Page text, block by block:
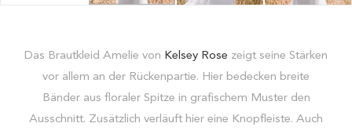
Das Brautkleid Amelie von Kelsey Rose zeigt seine Stärken
vor allem an der Rückenpartie. Hier bedecken breite
Bänder aus floraler Spitze in grafischem Muster den
Ausschnitt. Zusätzlich verläuft hier eine Knopfleiste. Auch